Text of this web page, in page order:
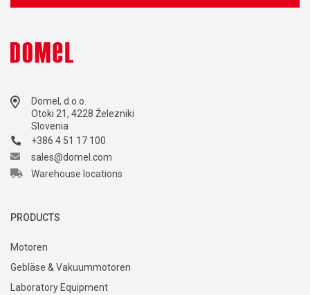
Domel, d.o.o.
Otoki 21, 4228 Železniki
Slovenia
+386 4 51 17 100
sales@domel.com
Warehouse locations
PRODUCTS
Motoren
Gebläse & Vakuummotoren
Laboratory Equipment